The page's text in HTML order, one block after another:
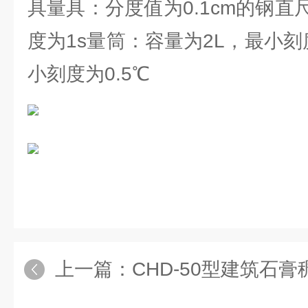
具量具：分度值为0.1cm的钢直
度为1s量筒：容量为2L，最小
小刻度为0.5℃
上一篇： CHD-50型建筑石膏